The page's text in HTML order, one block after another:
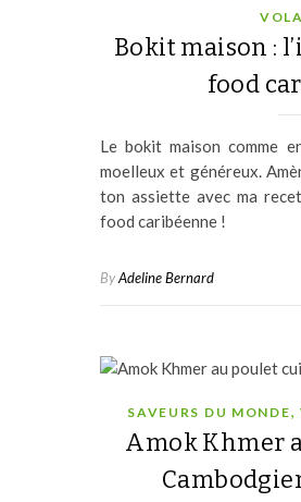
Bokit maison :
food
Le bokit maison comme
moelleux et généreux.
ton assiette avec ma
food caribéenne !
ByAdeline Bernard
SAVEURS DU MONDE,
Amok Khmer